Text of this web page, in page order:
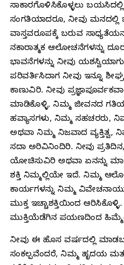
ಸಾಕಾರಗೊಳಿಸಿಕೊಳ್ಳಲು
ಸಂಗತಿಯಾದರೂ, ನೀವು ಮನದಲ್ಲಿ
ವಾಸ್ತವರೂಪಕ್ಕೆ ಬರುವ
ನಕಾರಾತ್ಮಕ ಆಲೋಚನೆಗಳನ್ನು
ಭಾವನೆಗಳನ್ನು ನೀವು
ಪರಿವರ್ತಿಸಿದಾಗ ನೀವು ಇನ್ನೂ
ಕಾಣುವಿರಿ. ನೀವು
ಮಾಡಿಕೊಳ್ಳಿ. ನಿಮ್ಮ ಜೀವನದ
ಹವ್ಯಾಸಗಳು, ನಿಮ್ಮ ಸಹಚರರು,
ಅಥವಾ ನಿಮ್ಮ ನಿಜವಾದ ವ್ಯಕ್ತಿತ್ವ,
ಸದಾ ಅರಿವಿನಿಂದಿರಿ. ನೀವು ಪ್ರತಿದಿನ,
ಯೋಚಿಸುವಿರಿ ಅಥವಾ ಏನನ್ನು
ಶಕ್ತಿ ನಿಮ್ಮಲ್ಲಿಯೇ ಇದೆ. ನಿಮ್ಮ
ಕಾರ್ಯಗಳನ್ನು ನಿಮ್ಮ
ಮುಕ್ತ ಇಚ್ಚಾಶಕ್ತಿಯಿಂದ
ಮುಕ್ತಿಯೆಡೆಗಿನ ಪಯಣದಿಂದ
ನೀವು ಈ ಹೊಸ ವರ್ಷದಲ್ಲಿ
ಸಂಕಲ್ಪವೆಂದರೆ, ನಿಮ್ಮ ಹೃದಯ